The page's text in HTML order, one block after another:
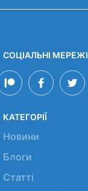
СОЦІАЛЬНІ МЕРЕЖІ
КАТЕГОРІЇ
Новини
Блоги
Статті